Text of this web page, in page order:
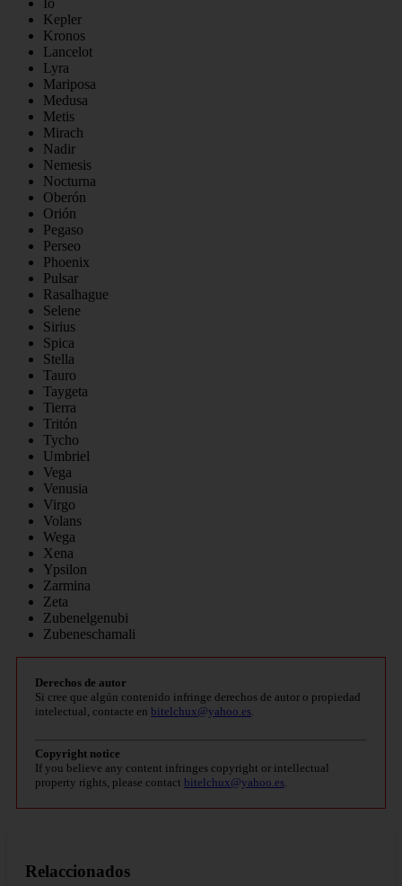
Ío
Kepler
Kronos
Lancelot
Lyra
Mariposa
Medusa
Metis
Mirach
Nadir
Nemesis
Nocturna
Oberón
Orión
Pegaso
Perseo
Phoenix
Pulsar
Rasalhague
Selene
Sirius
Spica
Stella
Tauro
Taygeta
Tierra
Tritón
Tycho
Umbriel
Vega
Venusia
Virgo
Volans
Wega
Xena
Ypsilon
Zarmina
Zeta
Zubenelgenubi
Zubeneschamali
Derechos de autor
Si cree que algún contenido infringe derechos de autor o propiedad
intelectual, contacte en bitelchux@yahoo.es.
Copyright notice
If you believe any content infringes copyright or intellectual
property rights, please contact bitelchux@yahoo.es.
Relaccionados